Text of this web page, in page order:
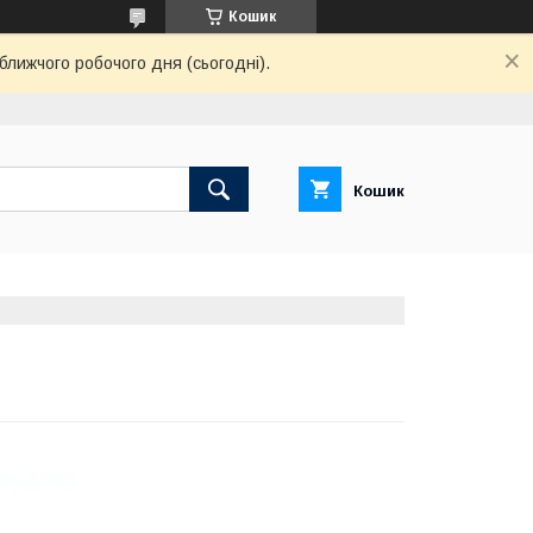
Кошик
робочого дня (сьогодні).
Кошик